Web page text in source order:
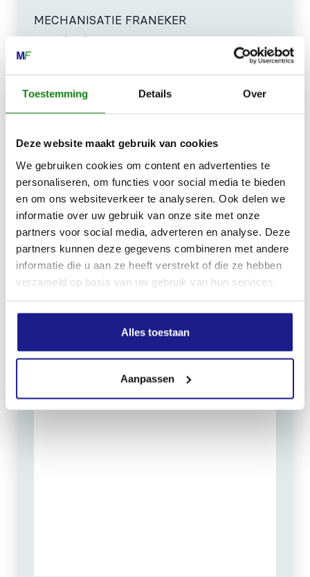
Toestemming Details Over
Deze website maakt gebruik van cookies
We gebruiken cookies om content en advertenties te
personaliseren, om functies voor social media te bieden
en om ons websiteverkeer te analyseren. Ook delen we
informatie over uw gebruik van onze site met onze
partners voor social media, adverteren en analyse. Deze
partners kunnen deze gegevens combineren met andere
informatie die u aan ze heeft verstrekt of die ze hebben
verzameld op basis van uw gebruik van hun services.
Alles toestaan
Aanpassen
MECHANISATIE FRANEKER
Kiehoek 26
0517-396800
Bij storing:06-83139573
OPENINGSTIJDEN
Maandag t/m vrijdag: 07:30 - 17:00
Zaterdag: 09:00 - 12:00
Routebeschrijving